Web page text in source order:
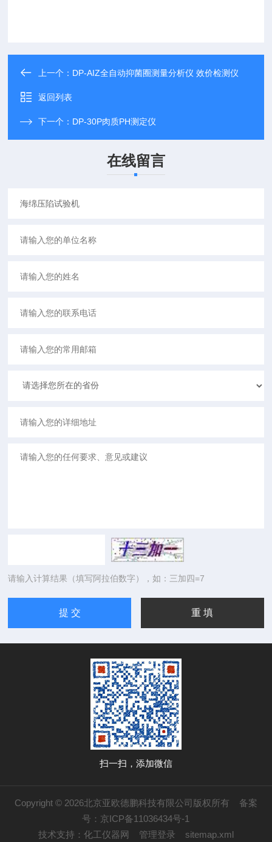
上一个： DP-AIZ全自动抑菌圈测量分析仪 效价检测仪
返回列表
下一个： DP-30P肉质PH测定仪
在线留言
请输入计算结果（填写阿拉伯数字），如：三加四=7
扫一扫，添加微信
Copyright © 2026北京亚欧德鹏科技有限公司版权所有 备案
号：京ICP备11036434号-1
技术支持： 化工仪器网 管理登录 sitemap.xml